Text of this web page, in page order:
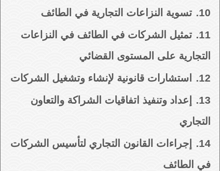
10.
تسوية النزاعات التجارية في الطائف
11.
تمثيل الشركات في الطائف في النزاعات
التجارية على المستوى القضائي
12.
استشارات قانونية لإنشاء وتشغيل الشركات
13.
إعداد وتنفيذ اتفاقيات الشراكة والتعاون
التجاري
14.
إجراءات القانون التجاري لتأسيس الشركات
في الطائف